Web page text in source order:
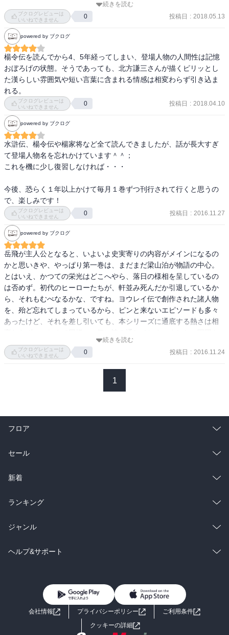
それぞれのスタートラインが示された第一巻。
“自分のことは、自分で決めろとは、どういうことなのだ。好きなよ
うに生きればいい、というのとは少し違うような気がする。誰で
も、どこかでなにかを耐えている。なにかを諦めている。それが生
きるということだろう、と張朔（ちょうさく）は思っていた。”
母親代わりの顧大嫂（こだいそう）に、自分のことは自分で決めろ
と言われ悩む張朔。
けれど、梁山泊に足りなかったことは、確かにそういうことなの
だ。
彼らが何を考え、何を行い、何を諦めていくのか。
続きを読むのが楽しみだ。
親が楊令とは伝えていない。どのように物語に反映させるのか気に
なるところ。
続きを読む
ブクログレビューは
いいねできません
0 投稿日 : 2018.05.13
powered by ブクログ
楊令伝を読んでから4、5年経ってしまい、登場人物の人間性は記憶
おぼろげの状態。そうであっても、北方謙三さんが描くピリッとし
た漢らしい雰囲気や短い言葉に含まれる情感は相変わらず引き込ま
れる。
ブクログレビューは
いいねできません
0 投稿日 : 2018.04.10
powered by ブクログ
水滸伝、楊令伝や楊家将など全て読んできましたが、話が長大すぎ
て登場人物名を忘れかけています＾＾；
これを機に少し復習しなければ・・・
今後、恐らく１年以上かけて毎月１巻ずつ刊行されて行くと思うの
で、楽しみです！
ブクログレビューは
いいねできません
0 投稿日 : 2016.11.27
powered by ブクログ
岳飛が主人公となると、いよいよ史実寄りの内容がメインになるの
かと思いきや、やっぱり第一巻は、まだまだ梁山泊が物語の中心。
とはいえ、かつての栄光はどこへやら、落日の様相を呈しているの
は否めず。初代のヒーローたちが、軒並み死んだか引退しているか
ら、それもむべなるかな、ですね。ヨウレイ伝で創作された諸人物
を、殆ど忘れてしまっているから、ピンと来ないエピソードも多々
あったけど、それを差し引いても、本シリーズに通底する熱さは相
問わず、皆揃って暗中模索中って印象が強かったけど、悩む姿もま
た漢ですね。これからしばらくは、月１の定例お楽しみが出来たっ
続きを読む
ブクログレビューは
いいねできません
0 投稿日 : 2016.11.24
1
フロア
総合
ラノベ
雑誌・グラビア
BL・TL
セール
総合
ラノベ
雑誌・グラビア
BL・TL
新着
総合
ラノベ
雑誌・グラビア
ランキング
総合
ラノベ
ジャンル
コミック
ライトノベル 男子向けラノベ
小説
ヘルプ&サポート
よくあるご質問 お問い合わせ
会社情報 プライバシーポリシー
ご利用条件
クッキーの詳細